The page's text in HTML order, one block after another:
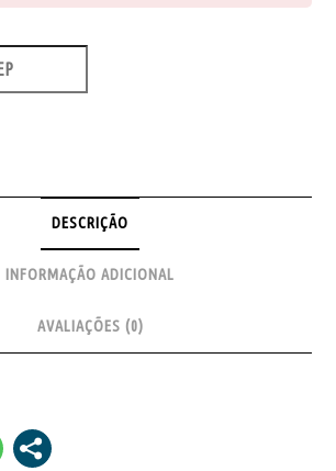
DESCRIÇÃO
INFORMAÇÃO ADICIONAL
AVALIAÇÕES (0)